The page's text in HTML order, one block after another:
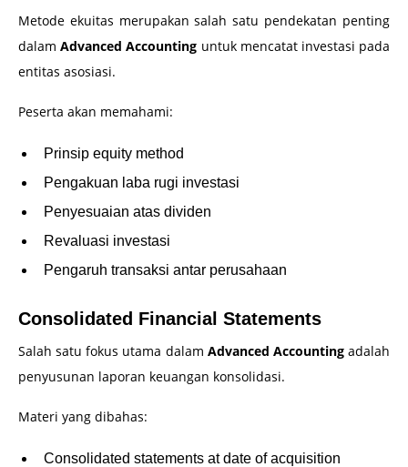
Metode ekuitas merupakan salah satu pendekatan penting
dalamAdvanced Accounting untuk mencatat investasi pada
entitas asosiasi.
Peserta akan memahami:
Prinsip equity method
Pengakuan laba rugi investasi
Penyesuaian atas dividen
Revaluasi investasi
Pengaruh transaksi antar perusahaan
Consolidated Financial Statements
Salah satu fokus utama dalam Advanced Accountingadalah
penyusunan laporan keuangan konsolidasi.
Materi yang dibahas:
Consolidated statements at date of acquisition